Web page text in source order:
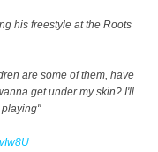
his freestyle at the Roots
are some of them, have
get under my skin? I'll
playing"